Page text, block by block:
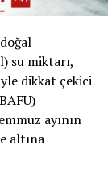
belirtiyor.
ve
için
oyun
çekiyor.
su miktarı,
dikkat çekici
ayının
altına